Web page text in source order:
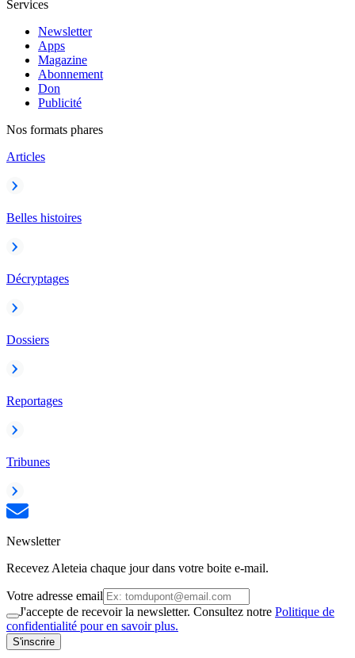
Services
Newsletter
Apps
Magazine
Abonnement
Don
Publicité
Nos formats phares
Articles
Belles histoires
Décryptages
Dossiers
Reportages
Tribunes
Newsletter
Recevez Aleteia chaque jour dans votre boite e-mail.
Votre adresse email
J'accepte de recevoir la newsletter. Consultez notre Politique de
confidentialité pour en savoir plus.
S'inscrire